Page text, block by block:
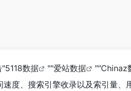
"5118数据 ""爱站数据 ""Chinaz
度、搜索引擎收录以及索引量、